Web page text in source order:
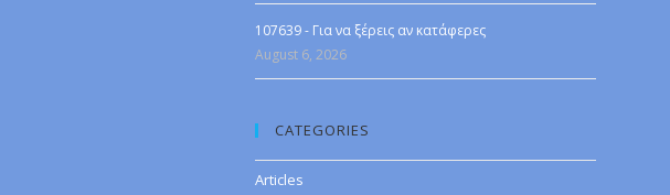
107639 - Για να ξέρεις αν κατάφερες
August 6, 2026
CATEGORIES
Articles